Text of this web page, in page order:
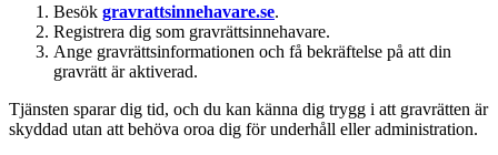
Besök gravrattsinnehavare.se.
Registrera dig som gravrättsinnehavare.
Ange gravrättsinformationen och få bekräftelse på att din
gravrätt är aktiverad.
Tjänsten sparar dig tid, och du kan känna dig trygg i att gravrätten är
skyddad utan att behöva oroa dig för underhåll eller administration.